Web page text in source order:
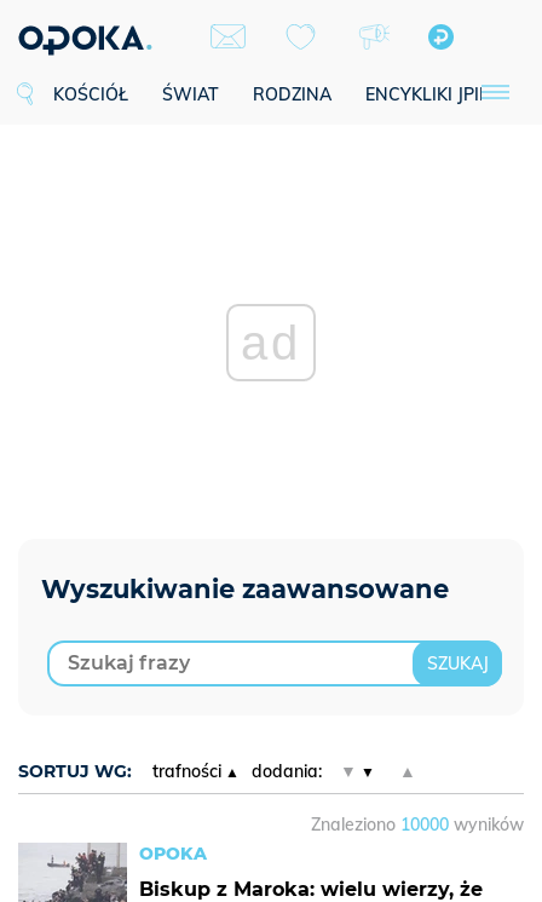
KOŚCIÓŁ ŚWIAT RODZINA ENCYKLIKI JPII
ad
SORTUJ WG: trafności dodania: ▼ ▲
Znaleziono 10000 wyników
OPOKA
Biskup z Maroka: wielu wierzy, że